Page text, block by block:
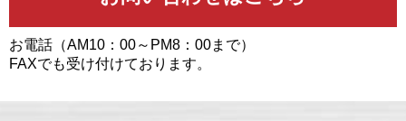
お電話（AM10：00～PM8：00まで）
FAXでも受け付けております。